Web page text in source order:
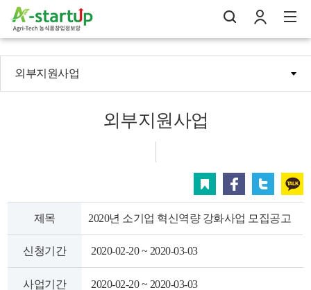
외부지원사업
외부지원사업
트위터 카카오
제목 2020년 소기업 혁신역량 강화사업 모집공고
신청기간 2020-02-20 ~ 2020-03-03
사업기간 2020-02-20 ~ 2020-03-03